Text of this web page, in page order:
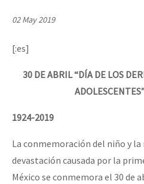
Latinoamérica
La Sexta
Migración
Presos
Dia 2 do Encontro “Guerra contra a
Dia 1: Encontro “Guerra contra a
“Sonhando a Terra do Bem Virá”
02 May 2019
[:es]
30 DE ABRIL “DÍA DE LOS
1924-2019
La conmemoración del niño y
devastación causada por la
México se conmemora el 30 de